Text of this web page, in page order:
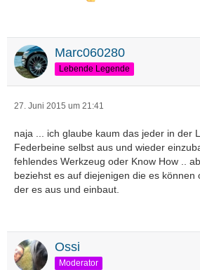
Marc060280
Lebende Legende
27. Juni 2015 um 21:41
naja ... ich glaube kaum das jeder in der
Federbeine selbst aus und wieder
fehlendes Werkzeug oder Know How ..
beziehst es auf diejenigen die es können
der es aus und einbaut.
Ossi
Moderator